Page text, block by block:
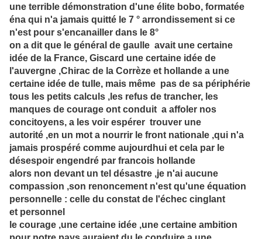
une terrible démonstration d'une élite bobo, formatée
éna qui n'a jamais quitté le 7 ° arrondissement si ce
n'est pour s'encanailler dans le 8°
on a dit que le général de gaulle avait une certaine
idée de la France, Giscard une certaine idée de
l'auvergne ,Chirac de la Corrèze et hollande a une
certaine idée de tulle, mais même pas de sa périphérie
tous les petits calculs ,les refus de trancher, les
manques de courage ont conduit a affoler nos
concitoyens, a les voir espérer trouver une
autorité ,en un mot a nourrir le front nationale ,qui n'a
jamais prospéré comme aujourdhui et cela par le
désespoir engendré par francois hollande
alors non devant un tel désastre ,je n'ai aucune
compassion ,son renoncement n'est qu'une équation
personnelle : celle du constat de l'échec cinglant
et personnel
le courage ,une certaine idée ,une certaine ambition